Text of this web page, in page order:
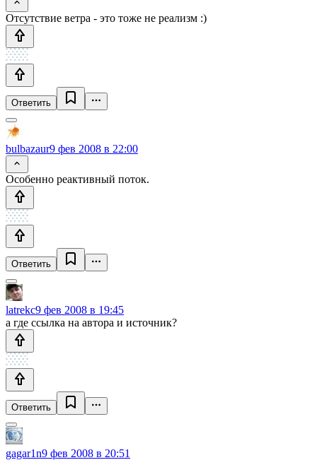
Отсутствие ветра - это тоже не реализм :)
Ответить
bulbazaur9 фев 2008 в 22:00
Особенно реактивный поток.
Ответить
latrekc9 фев 2008 в 19:45
а где ссылка на автора и источник?
Ответить
gagar1n9 фев 2008 в 20:51